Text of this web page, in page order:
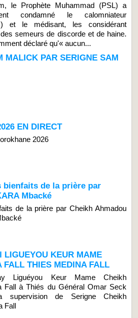
le Prophète Muhammad (PSL) a
condamné le calomniateur
et le médisant, les considérant
semeurs de discorde et de haine.
déclaré qu'« aucun...
MALICK PAR SERIGNE SAM
EN DIRECT
2026
bienfaits de la prière par
Mbacké
de la prière par Cheikh Ahmadou
LIGUEYOU KEUR MAME
FALL THIES MEDINA FALL
Liguéyou Keur Mame Cheikh
Fall à Thiés du Général Omar Seck
supervision de Serigne Cheikh
Fall